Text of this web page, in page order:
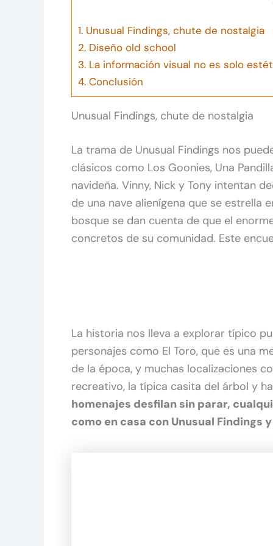
1. Unusual Findings, chute de nostalgia
2. Diseño old school
3. La información visual no es solo
4. Conclusión
Unusual Findings, chute de nostalgia
La trama de Unusual Findings nos
clásicos como Los Goonies, Una
navideña. Vinny, Nick y Tony intentan
de una nave alienígena que se estrella
bosque se dan cuenta de que el
concretos de su comunidad. Este
La historia nos lleva a explorar típico
personajes como El Toro, que es una
de la época, y muchas localizaciones
recreativo, la típica casita del árbol y
homenajes desfilan sin parar,
como en casa con Unusual